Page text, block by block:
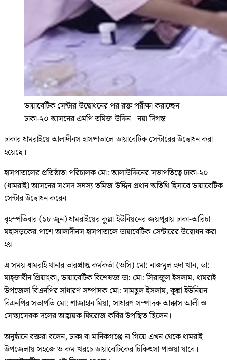
ডায়াবেটিক সেন্টার উদ্বোধনের পর রক্ত পরীক্ষা করাচ্ছেন
ঢাকা-২০ আসনের এমপি তমিজ উদ্দিন |নয়া দিগন্ত
ঢাকার ধামরাইয়ে আলাদীনস হাসপাতালে ডায়াবেটিক সেন্টারের উদ্বোধন করা
হয়েছে।
হাসপাতালের প্রতিষ্ঠাতা পরিচালক মো: আলাউদ্দিনের সভাপতিত্বে ঢাকা-২০
(ধামরাই) আসনের সংসদ সদস্য তমিজ উদ্দিন প্রধান অতিথি হিসাবে ডায়াবেটিক
সেন্টার উদ্বোধন করেন।
বৃহস্পতিবার (১৮ জুন) ধামরাইয়ের কুল্লা ইউনিয়নের জয়পুরায় ঢাকা-আরিচা
মহাসড়কের পাশে আলাদীনস হাসপাতালে ডায়াবেটিক সেন্টারের উদ্বোধন করা
হয়।
এ সময় ধামরাই থানার ভারপ্রাপ্ত কর্মকর্তা (ওসি) মো: নাজমুল হুদা খান, ডা:
মাহ্জাবীন প্রিয়াংকা, ডায়াবেটিক বিশেষজ্ঞ ডা: মো: সিরাজুল ইসলাম, ধামরাই
উপজেলা বিএনপির সাধারণ সম্পাদক মো: সামছুল ইসলাম, কুল্লা ইউনিয়ন
বিএনপির সভাপতি মো: শাজাহান মিয়া, সাধারণ সম্পাদক আক্কাস আলী ও
সেচ্ছাসেবক দলের আহ্বায়ক ফিরোজ কবির উপস্থিত ছিলেন।
অনুষ্ঠানে বক্তরা বলেন, ঢাকা বা মানিকগঞ্জে না গিয়ে এখন থেকে ধামরাই
উপজেলায় সহজে ও কম খরচে ডায়াবেটিকের চিকিৎসা পাওয়া যাবে।